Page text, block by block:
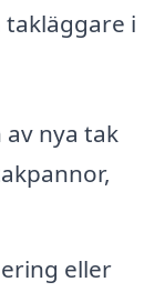
i
nya tak
eller